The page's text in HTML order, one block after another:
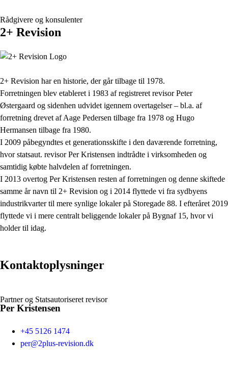
Rådgivere og konsulenter
2+ Revision
2+ Revision har en historie, der går tilbage til 1978.
Forretningen blev etableret i 1983 af registreret revisor Peter
Østergaard og sidenhen udvidet igennem overtagelser – bl.a. af
forretning drevet af Aage Pedersen tilbage fra 1978 og Hugo
Hermansen tilbage fra 1980.
I 2009 påbegyndtes et generationsskifte i den daværende forretning,
hvor statsaut. revisor Per Kristensen indtrådte i virksomheden og
samtidig købte halvdelen af forretningen.
I 2013 overtog Per Kristensen resten af forretningen og denne skiftede
samme år navn til 2+ Revision og i 2014 flyttede vi fra sydbyens
industrikvarter til mere synlige lokaler på Storegade 88. I efteråret 2019
flyttede vi i mere centralt beliggende lokaler på Bygnaf 15, hvor vi
holder til idag.
Kontaktoplysninger
Partner og Statsautoriseret revisor
Per Kristensen
+45 5126 1474
per@2plus-revision.dk